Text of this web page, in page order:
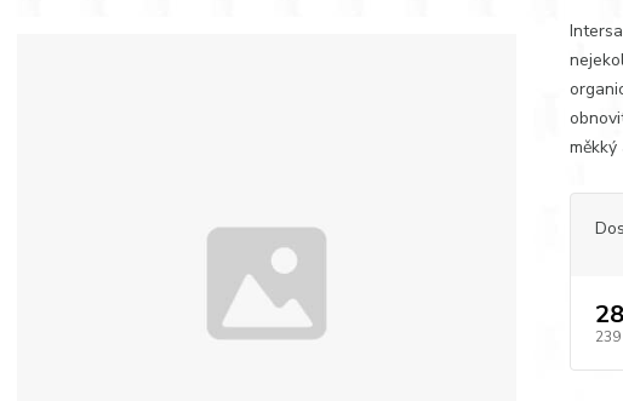
239